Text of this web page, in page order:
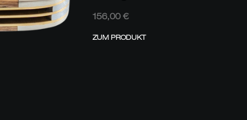
156,00€
ZUM PRODUKT